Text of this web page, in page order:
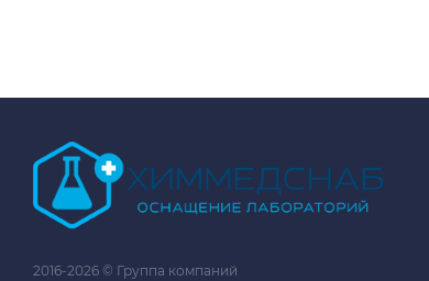
2016-2026 © Группа компаний